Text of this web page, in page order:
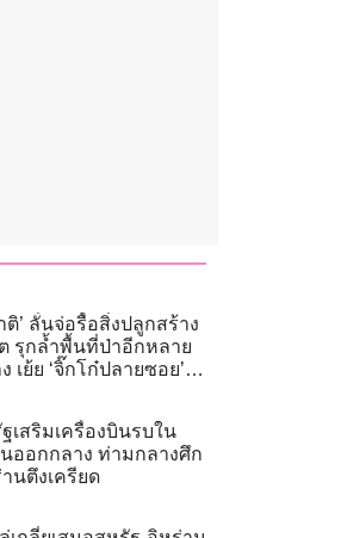
ติ’ ลั่นจ่อรื้อสิ่งปลูกสร้าง
รุกล้ำพื้นที่ป่าอีกหลาย
เย้ย ‘จิ๊กโก๋ปลายซอย’
เสริมเครื่องบินรบใน
ออกกลาง ท่ามกลางศึก
นตึงเครียด